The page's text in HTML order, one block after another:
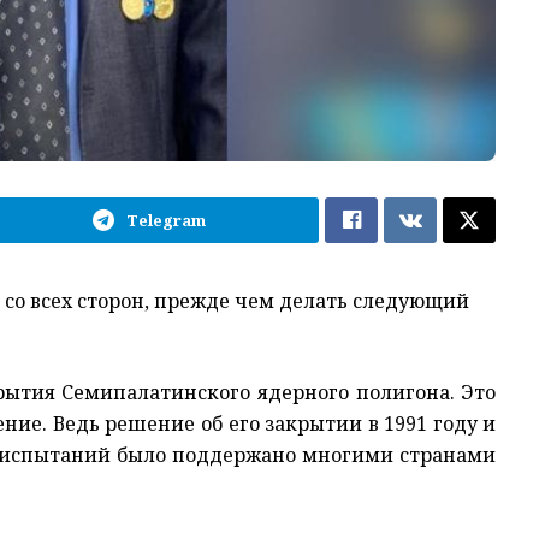
Telegram
всех сторон, прежде чем делать следующий
Семипалатинского ядерного полигона. Это
Ведь решение об его закрытии в 1991 году и
испытаний было поддержано многими странами